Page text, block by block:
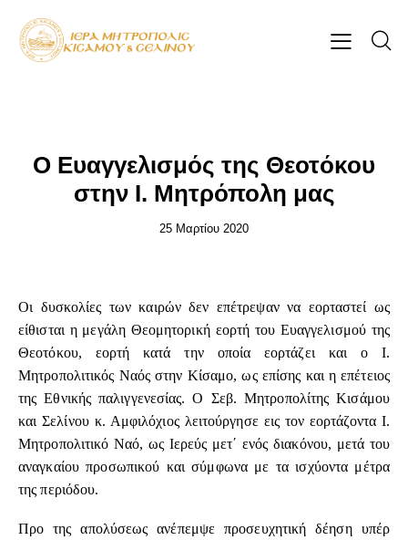
Ο Ευαγγελισμός της Θεοτόκου
στην Ι. Μητρόπολη μας
25 Μαρτίου 2020
Οι δυσκολίες των καιρών δεν επέτρεψαν να εορταστεί ως
είθισται η μεγάλη Θεομητορική εορτή του Ευαγγελισμού της
Θεοτόκου, εορτή κατά την οποία εορτάζει και ο Ι.
Μητροπολιτικός Ναός στην Κίσαμο, ως επίσης και η επέτειος
της Εθνικής παλιγγενεσίας. Ο Σεβ. Μητροπολίτης Κισάμου
και Σελίνου κ. Αμφιλόχιος λειτούργησε εις τον εορτάζοντα Ι.
Μητροπολιτικό Ναό, ως Ιερεύς μετ΄ ενός διακόνου, μετά του
αναγκαίου προσωπικού και σύμφωνα με τα ισχύοντα μέτρα
της περιόδου.
Προ της απολύσεως ανέπεμψε προσευχητική δέηση υπέρ